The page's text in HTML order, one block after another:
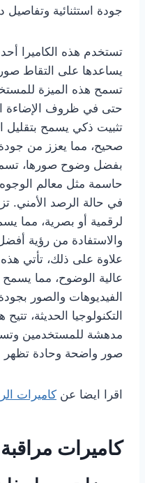
جودة استثنائية وتفاصيل
تستخدم هذه الكاميرا
يساعدها على التقاط
تسمح هذه الميزة
حتى في ظروف الإضاءة
تثبيت ذكي يسمح بتقليل
صحيح، مما يعزز من
بفضل وضوح صورها،
حاسمة مثل معالم الوجوه
في حالة الرصد الأمني.
لرقمية أو بصرية، مما
والاستفادة من رؤية
علاوة على ذلك، تأتي
عالية الوضوح، مما
الفيديوهات والصور
التكنولوجيا الحديثة،
مدهشة للمستخدمين
صور واضحة وحادة تظهر
اقرا ايضا عن كاميرات
كاميرات